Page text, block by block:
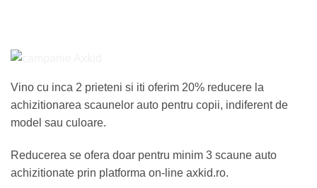
Vino cu inca 2 prieteni si iti oferim 20% reducere la
achizitionarea scaunelor auto pentru copii, indiferent de
model sau culoare.
Reducerea se ofera doar pentru minim 3 scaune auto
achizitionate prin platforma on-line axkid.ro.